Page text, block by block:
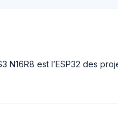
N16R8 est l’ESP32 des